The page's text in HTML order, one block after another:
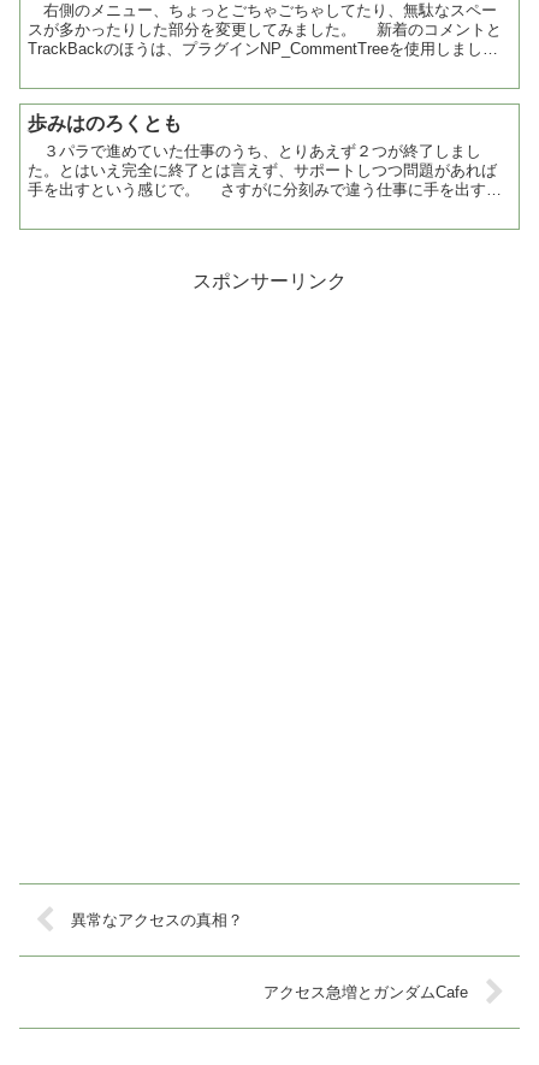
右側のメニュー、ちょっとごちゃごちゃしてたり、無駄なスペー
スが多かったりした部分を変更してみました。 新着のコメントと
TrackBackのほうは、プラグインNP_CommentTreeを使用しまし
歩みはのろくとも
３パラで進めていた仕事のうち、とりあえず２つが終了しまし
た。とはいえ完全に終了とは言えず、サポートしつつ問題があれば
手を出すという感じで。 さすがに分刻みで違う仕事に手を出すの
て...
スポンサーリンク
異常なアクセスの真相？
アクセス急増とガンダムCafe